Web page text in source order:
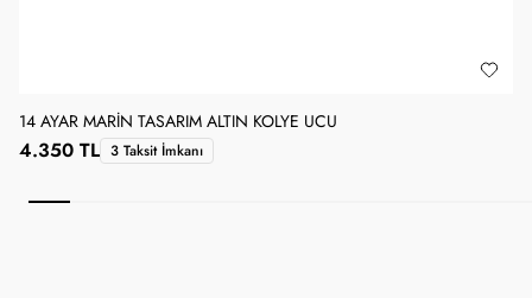
14 AYAR MARIN TASARIM ALTIN KOLYE UCU
4.350 TL 3 Taksit İmkanı